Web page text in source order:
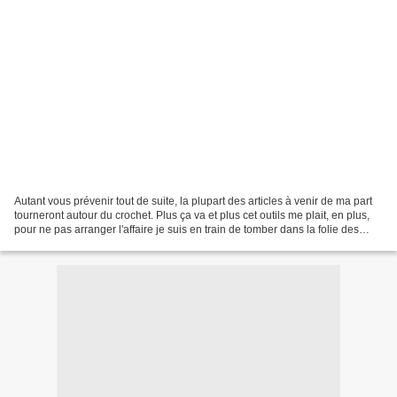
Autant vous prévenir tout de suite, la plupart des articles à venir de ma part
tourneront autour du crochet. Plus ça va et plus cet outils me plait, en plus,
pour ne pas arranger l'affaire je suis en train de tomber dans la folie des